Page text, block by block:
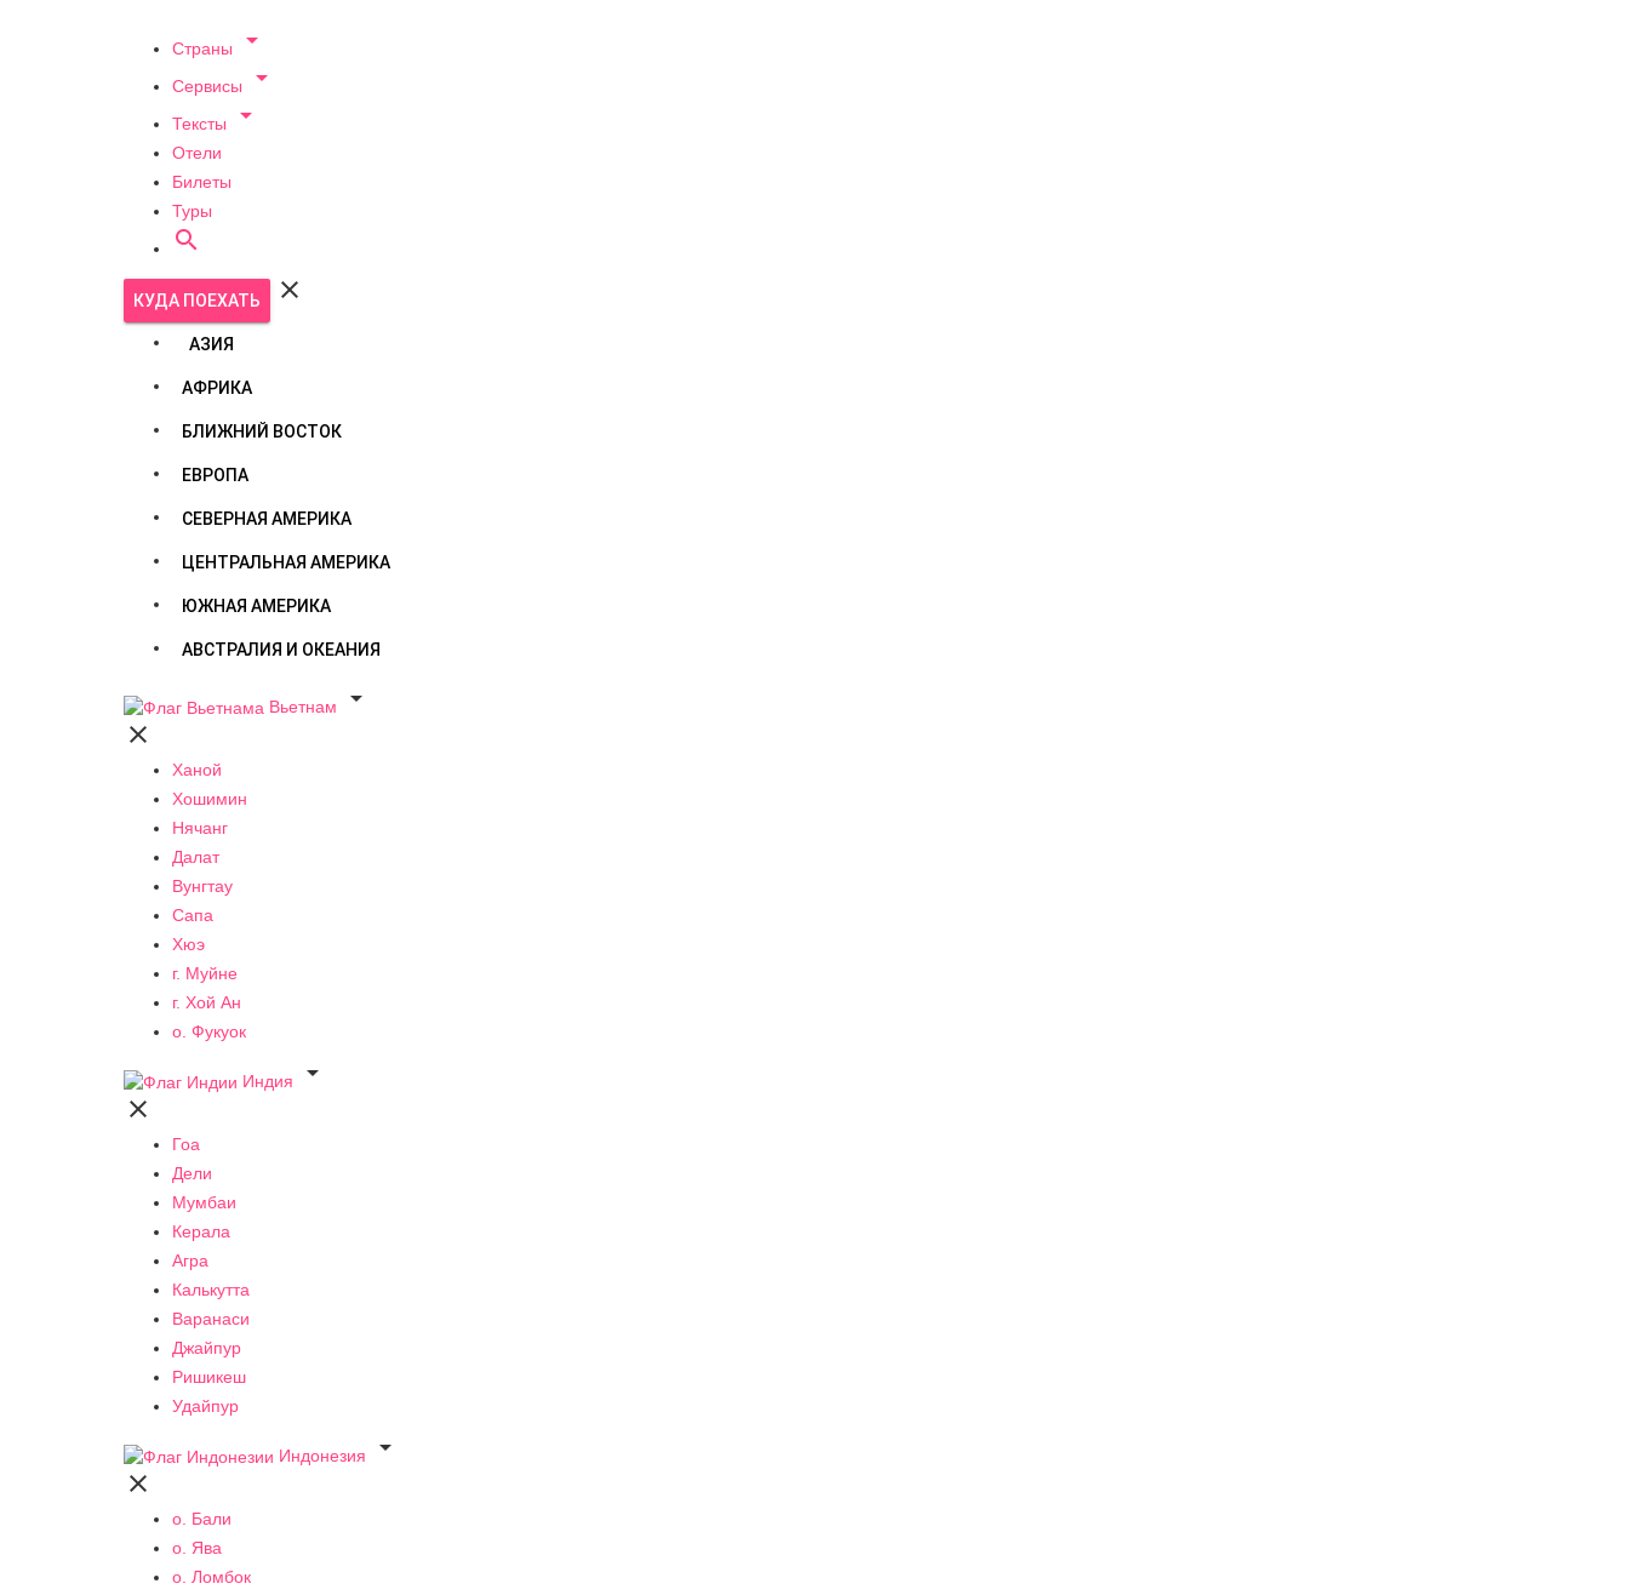
Страны 
Сервисы 
Тексты 
Отели
Билеты
Туры

КУДА ПОЕХАТЬ 
АЗИЯ
АФРИКА
БЛИЖНИЙ ВОСТОК
ЕВРОПА
СЕВЕРНАЯ АМЕРИКА
ЦЕНТРАЛЬНАЯ АМЕРИКА
ЮЖНАЯ АМЕРИКА
АВСТРАЛИЯ И ОКЕАНИЯ
Вьетнам


Ханой
Хошимин
Нячанг
Далат
Вунгтау
Сапа
Хюэ
г. Муйне
г. Хой Ан
о. Фукуок
Индия


Гоа
Дели
Мумбаи
Керала
Агра
Калькутта
Варанаси
Джайпур
Ришикеш
Удайпур
Индонезия


о. Бали
о. Ява
о. Ломбок